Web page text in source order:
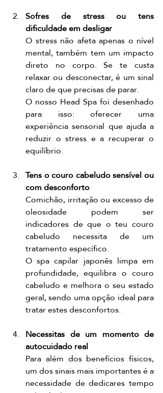
Sofres de stress ou tens
dificuldade em desligar
O stress não afeta apenas o nível
mental, também tem um impacto
direto no corpo. Se te custa
relaxar ou desconectar, é um sinal
claro de que precisas de parar.
O nosso Head Spa foi desenhado
para isso: oferecer uma
experiência sensorial que ajuda a
reduzir o stress e a recuperar o
equilíbrio.
Tens o couro cabeludo sensível ou
com desconforto
Comichão, irritação ou excesso de
oleosidade podem ser
indicadores de que o teu couro
cabeludo necessita de um
tratamento específico.
O spa capilar japonês limpa em
profundidade, equilibra o couro
cabeludo e melhora o seu estado
geral, sendo uma opção ideal para
tratar estes desconfortos.
Necessitas de um momento de
autocuidado real
Para além dos benefícios físicos,
um dos sinais mais importantes é a
necessidade de dedicares tempo